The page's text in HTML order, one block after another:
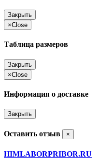
Закрыть
×Close
Таблица размеров
Закрыть
×Close
Информация о доставке
Закрыть
Оставить отзыв ×
HIMLABORPRIBOR.RU